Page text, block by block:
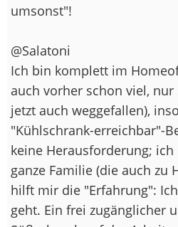
umsonst"!
@Salatoni
Ich bin komplett im
auch vorher schon viel,
jetzt auch weggefallen),
"Kühlschrank-erreichbar"-
keine Herausforderung;
ganze Familie (die auch zu
hilft mir die "Erfahrung":
geht. Ein frei zugänglicher